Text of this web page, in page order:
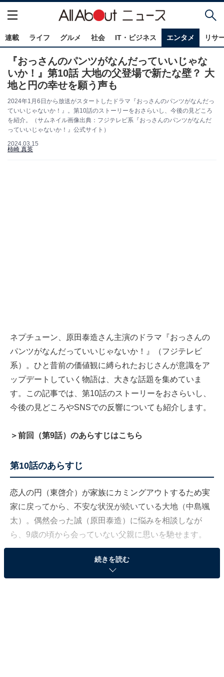
連載 ライフ グルメ 社会 IT・ビジネス エンタメ リサ
『おっさんのパンツがなんだっていいじゃな
いか！』第10話 大地の父登場で新たな壁？ 大
地と円の幸せを願う声も
2024年1月6日から放送がスタートしたドラマ『おっさんのパンツがなんだっ
ていいじゃないか！』。第10話のストーリーをおさらいし、今後の見どころ
を紹介。（サムネイル画像出典：フジテレビ系『おっさんのパンツがなんだ
っていいじゃないか！』公式サイト）
2024.03.15
柿崎 真英
ネプチューン、原田泰造さん主演のドラマ『おっさんの
パンツがなんだっていいじゃないか！』（フジテレビ
系）。ひと昔前の価値観に縛られたおじさんが意識をア
ップデートしていく物語は、大きな話題を集めていま
す。この記事では、第10話のストーリーをおさらいし、
今後の見どころやSNSでの反響についても紹介します。
＞前回（第9話）のあらすじはこちら
第10話のあらすじ
恋人の円（東啓介）が家族にカミングアウトするため実
家に戻ってから、不安な状況が続いている大地（中島颯
太）。偶然会った誠（原田泰造）に悩みを相談しなが
ら、9歳の頃から会っていない父親に思いを馳せます。
一方の誠は、部下の原西（井上拓哉）から、ある取引先
の社員が会社を辞めていたという話を耳にします。驚く
続きを読む